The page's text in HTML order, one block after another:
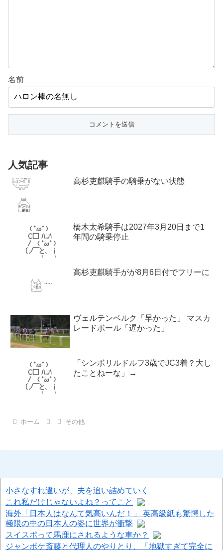
名前
人気記事
高杉吏麒騎手の騎乗がない状態
橋木太希騎手は2027年3月20日まで1
年間の騎乗停止
高杉吏麒騎手がが8月6日付でフリーに
ヴェルテンベルク「早かった」 マスカ
レードボール「遅かった」
「シンボリルドルフ3歳でJC3着？大し
たことねーな」→
ホーム その他
小さなすれ違いが、夫を追い詰めていく
これ私だけじゃないよね？ってこと
海外「日本人はなんて気高いんだ！」 英高級紙も驚愕した
極限の中の日本人の姿に世界が衝撃
スイスポって馬鹿にされるような車か？
ジャンポケ斎藤と代理人のやりとり、「地獄すぎて完全に